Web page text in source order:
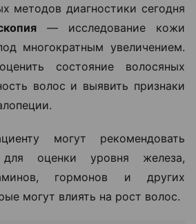
методов диагностики сегодня
— исследование кожи
многократным увеличением.
состояние волосяных
волос и выявить признаки
могут рекомендовать
оценки уровня железа,
гормонов и других
могут влиять на рост волос.